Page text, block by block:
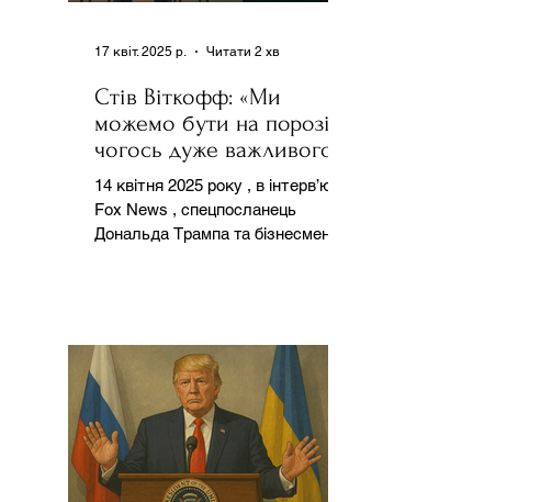
Стів Віткофф: «Ми
можемо бути на порозі
чогось дуже важливого
для світу» — але що це
означає?
14 квітня 2025 року , в інтерв’ю на
Fox News , спецпосланець
Дональда Трампа та бізнесмен
17 квіт. 2025 р. Читати 2 хв